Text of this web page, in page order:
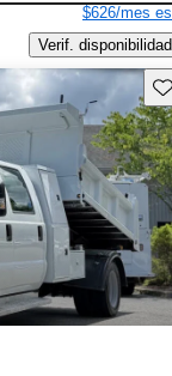
$626/mes
Verif. disponibilidad